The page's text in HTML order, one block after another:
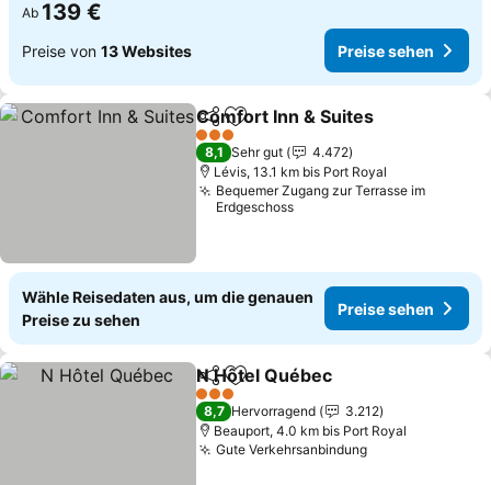
Ab 139 €
Preise von 13 Websites Preise sehen
TeilenZu Favoriten hinzufügen
Comfort Inn & Suites
3 Sterne
8,1 Sehr gut
4.472
Lévis, 13.1 km bis Port Royal
Bequemer Zugang zur Terrasse im
Erdgeschoss
Wähle Reisedaten aus, um die genauen
Preise zu sehen
Preise sehen
TeilenZu Favoriten hinzufügen
N Hôtel Québec
3 Sterne
8,7 Hervorragend
3.212
Beauport, 4.0 km bis Port Royal
Gute VerkehrsanbindungPreise sehen